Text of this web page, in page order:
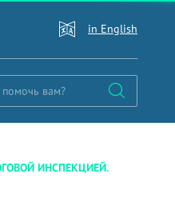
in English
ИНСПЕКЦИЕЙ.